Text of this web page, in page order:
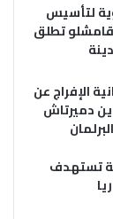
لتأسيس
تطلق
الإفراج عن
دميرتاش
تستهدف